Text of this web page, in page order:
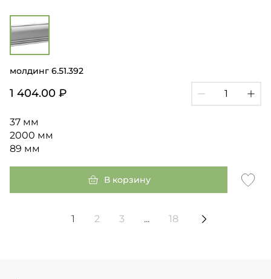
молдинг 6.51.392
1 404.00 ₽
37 мм
2000 мм
89 мм
В корзину
1 2 3 ... 18